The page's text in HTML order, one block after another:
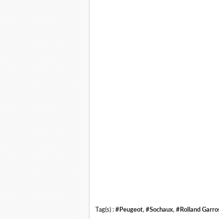
Tag(s) : #Peugeot, #Sochaux, #Rolland